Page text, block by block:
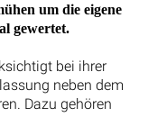
um die eigene
gewertet.
bei ihrer
neben dem
Dazu gehören